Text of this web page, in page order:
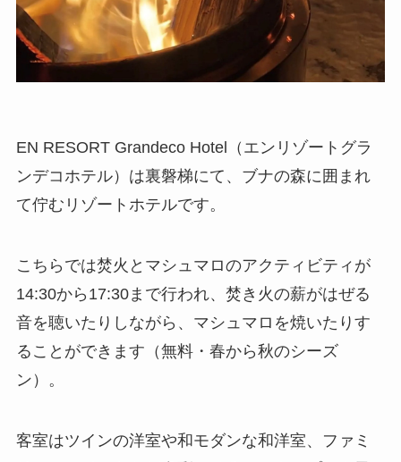
EN RESORT Grandeco Hotel（エンリゾートグラ
ンデコホテル）は裏磐梯にて、ブナの森に囲まれ
て佇むリゾートホテルです。
こちらでは焚火とマシュマロのアクティビティが
14:30から17:30まで行われ、焚き火の薪がはぜる
音を聴いたりしながら、マシュマロを焼いたりす
ることができます（無料・春から秋のシーズ
ン）。
客室はツインの洋室や和モダンな和洋室、ファミ